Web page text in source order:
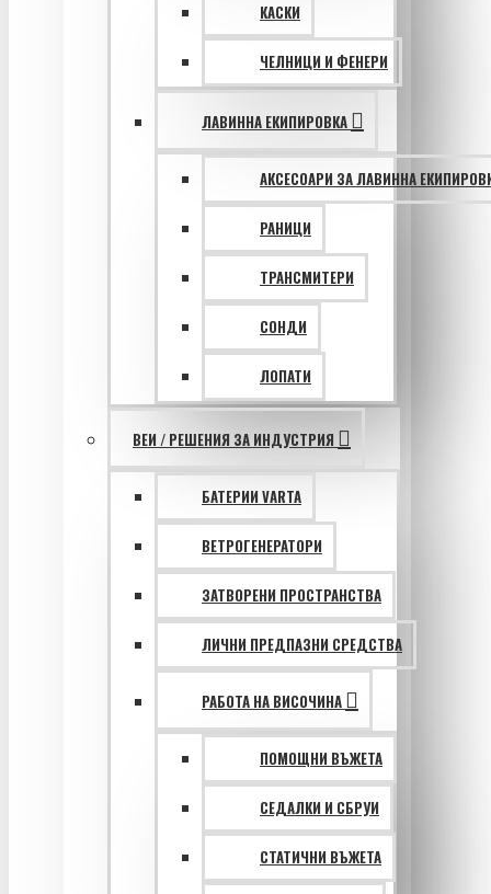
КАСКИ
ЧЕЛНИЦИ И ФЕНЕРИ
ЛАВИННА ЕКИПИРОВКА
АКСЕСОАРИ ЗА ЛАВИННА
РАНИЦИ
ТРАНСМИТЕРИ
СОНДИ
ЛОПАТИ
ВЕИ / РЕШЕНИЯ ЗА ИНДУСТРИЯ
БАТЕРИИ VARTA
ВЕТРОГЕНЕРАТОРИ
ЗАТВОРЕНИ ПРОСТРАНСТВА
ЛИЧНИ ПРЕДПАЗНИ СРЕДСТВА
РАБОТА НА ВИСОЧИНА
ПОМОЩНИ ВЪЖЕТА
СЕДАЛКИ И СБРУИ
СТАТИЧНИ ВЪЖЕТА